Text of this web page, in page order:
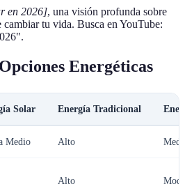
en 2026], una visión profunda sobre
tu vida. Busca en YouTube:
Energéticas
Solar Energía Tradicional
Medio Alto
Alto